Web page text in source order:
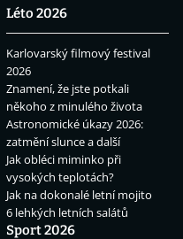
Léto 2026
Karlovarský filmový festival
2026
Znamení, že jste potkali
někoho z minulého života
Astronomické úkazy 2026:
zatmění slunce a další
Jak obléci miminko při
vysokých teplotách?
Jak na dokonalé letní mojito
6 lehkých letních salátů
Sport 2026